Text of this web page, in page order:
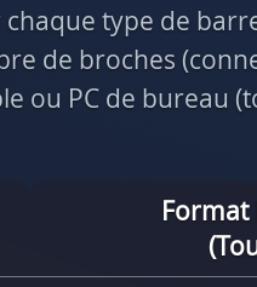
type de
de broches
ou PC de bureau
Format